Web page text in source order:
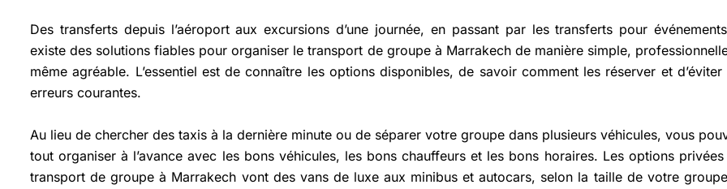
Des transferts depuis l’aéroport aux excursions d’une journée, en passant par les transferts pour
existe des solutions fiables pour organiser le transport de groupe à Marrakech de manière simple,
même agréable. L’essentiel est de connaître les options disponibles, de savoir comment les réserver et d’éviter
erreurs courantes.
Au lieu de chercher des taxis à la dernière minute ou de séparer votre groupe dans plusieurs véhicules, vous
tout organiser à l’avance avec les bons véhicules, les bons chauffeurs et les bons horaires. Les options
transport de groupe à Marrakech vont des vans de luxe aux minibus et autocars, selon la taille de votre